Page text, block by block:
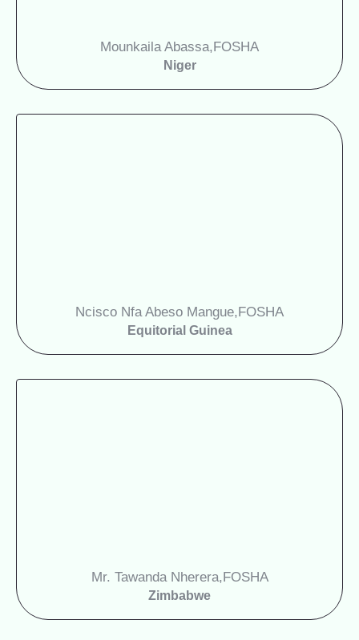
Mounkaila Abassa,FOSHA
Niger
Ncisco Nfa Abeso Mangue,FOSHA
Equitorial Guinea
Mr. Tawanda Nherera,FOSHA
Zimbabwe